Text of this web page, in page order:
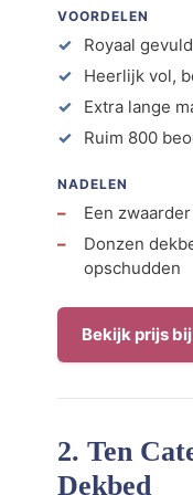
VOORDELEN
Royaal
Heerlijk vol,
Extra lange
Ruim 800
NADELEN
Een
Donzen
opschudden
Bekijk prijs
2. Ten
Dekbed